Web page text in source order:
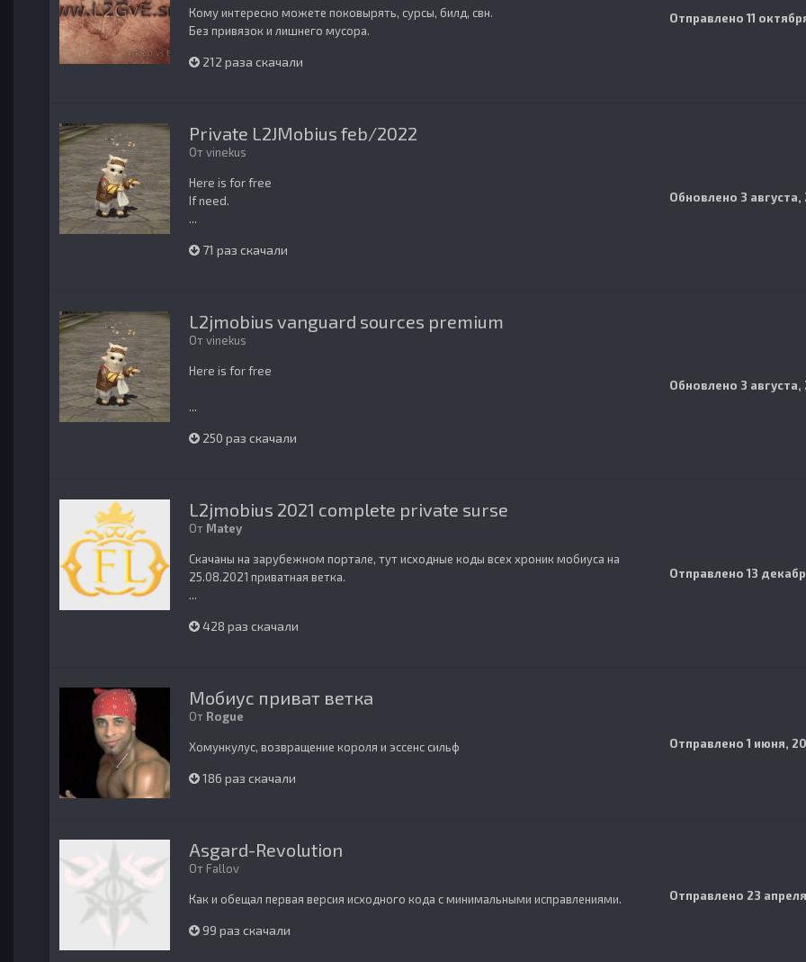
Кому интересно можете поковырять, сурсы, билд, свн.
Без привязок и лишнего мусора.
212 раза скачали
Отправлено11
Private L2JMobius feb/2022
Отvinekus
Here is for free
If need.
...
71 раз скачали
Обновлено 3 августа,
L2jmobius vanguard sources premium
Отvinekus
Here is for free
...
250 раз скачали
Обновлено 3 августа,
L2jmobius 2021 complete private surse
От Matey
Скачаны на зарубежном портале, тут исходные коды всех хроник мобиуса на
25.08.2021 приватная ветка.
...
428 раз скачали
Отправлено13
Мобиус приват ветка
От Rogue
Хомункулус, возвращение короля и эссенс сильф
186 раз скачали
Отправлено1 июня,
Asgard-Revolution
От Fallov
Как и обещал первая версия исходного кода с минимальными исправлениями.
99 раз скачали
Отправлено 23